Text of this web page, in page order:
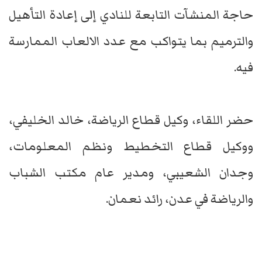
حاجة المنشآت التابعة للنادي إلى إعادة التأهيل
والترميم بما يتواكب مع عدد الالعاب الممارسة
فيه.
حضر اللقاء، وكيل قطاع الرياضة، خالد الخليفي،
ووكيل قطاع التخطيط ونظم المعلومات،
وجدان الشعيبي، ومدير عام مكتب الشباب
والرياضة في عدن، رائد نعمان.